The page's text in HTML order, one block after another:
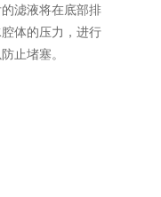
滤液将在底部排
体的压力，进行
止堵塞。